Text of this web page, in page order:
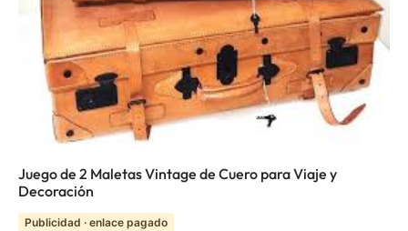
Juego de 2 Maletas Vintage de Cuero para Viaje y
Decoración
Publicidad · enlace pagado